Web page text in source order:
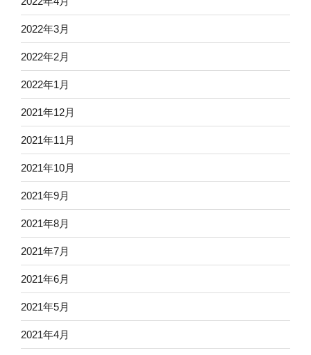
2022年3月
2022年2月
2022年1月
2021年12月
2021年11月
2021年10月
2021年9月
2021年8月
2021年7月
2021年6月
2021年5月
2021年4月